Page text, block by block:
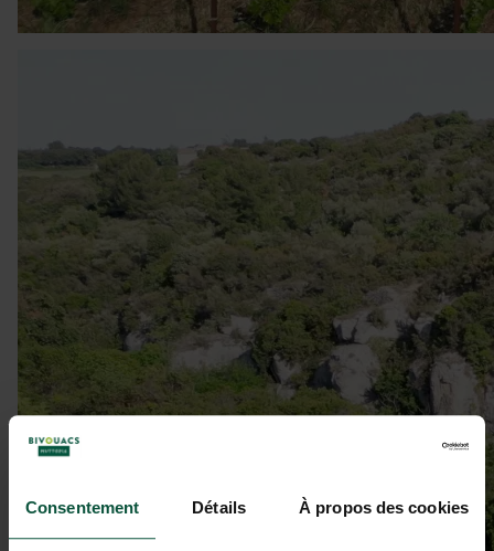
Consentement Détails À propos des cookies